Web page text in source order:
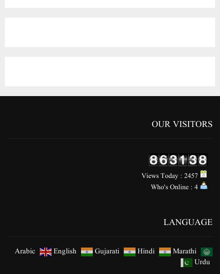
OUR VISITORS
LANGUAGE
Arabic English Gujarati Hindi
Marathi
Urdu